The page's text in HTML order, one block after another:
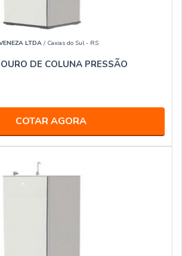
VENEZA LTDA/ Caxias do Sul - RS
DE COLUNA PRESSÃO
COTAR AGORA